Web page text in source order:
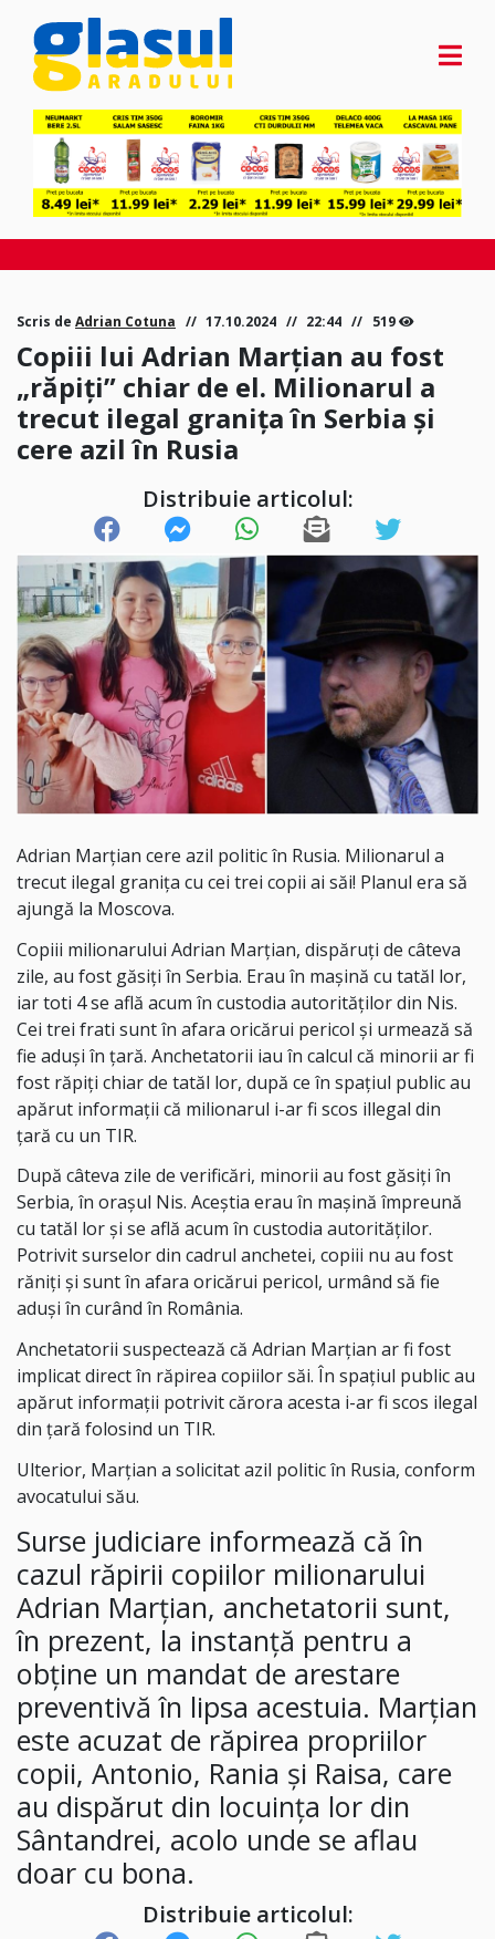
Scris de Adrian Cotuna 17.10.2024 22:44 519
Copiii lui Adrian Marțian au fost
„răpiți” chiar de el. Milionarul a
trecut ilegal granița în Serbia și
cere azil în Rusia
Distribuie articolul:
Adrian Marțian cere azil politic în Rusia. Milionarul a
trecut ilegal granița cu cei trei copii ai săi! Planul era să
ajungă la Moscova.
Copiii milionarului Adrian Marţian, dispăruți de câteva
zile, au fost găsiți în Serbia. Erau în mașină cu tatăl lor,
iar toti 4 se află acum în custodia autorităților din Nis.
Cei trei frati sunt în afara oricărui pericol și urmează să
fie aduși în țară. Anchetatorii iau în calcul că minorii ar fi
fost răpiți chiar de tatăl lor, după ce în spațiul public au
apărut informații că milionarul i-ar fi scos illegal din
țară cu un TIR.
După câteva zile de verificări, minorii au fost găsiți în
Serbia, în orașul Nis. Aceștia erau în mașină împreună
cu tatăl lor și se află acum în custodia autorităților.
Potrivit surselor din cadrul anchetei, copiii nu au fost
răniți și sunt în afara oricărui pericol, urmând să fie
aduși în curând în România.
Anchetatorii suspectează că Adrian Marțian ar fi fost
implicat direct în răpirea copiilor săi. În spațiul public au
apărut informații potrivit cărora acesta i-ar fi scos ilegal
din țară folosind un TIR.
Ulterior, Marțian a solicitat azil politic în Rusia, conform
avocatului său.
Surse judiciare informează că în
cazul răpirii copiilor milionarului
Adrian Marțian, anchetatorii sunt,
în prezent, la instanță pentru a
obține un mandat de arestare
preventivă în lipsa acestuia. Marțian
este acuzat de răpirea propriilor
copii, Antonio, Rania și Raisa, care
au dispărut din locuința lor din
Sântandrei, acolo unde se aflau
doar cu bona.
Distribuie articolul: